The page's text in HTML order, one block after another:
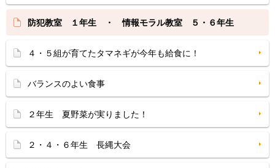
防犯教室 １年生 ・ 情報モラル教室 ５・６年生
４・５組が育てたタマネギが今年も給食に！
バランスのよい食事
２年生 夏野菜が実りました！
２・４・６年生 長縄大会